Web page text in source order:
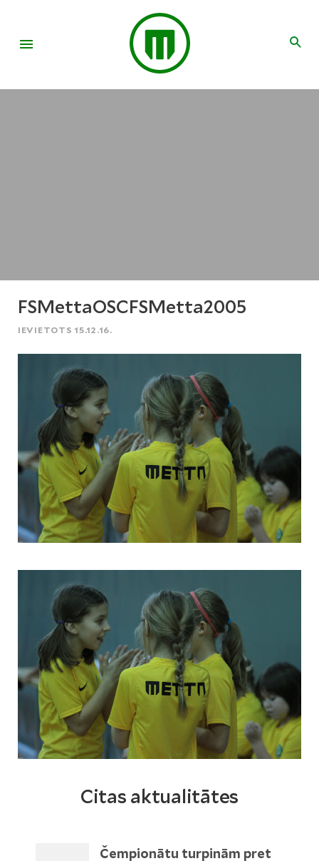
FSMettaOSCFSMetta2005
IEVIETOTS 15.12.16.
Citas aktualitātes
Čempionātu turpinām pret